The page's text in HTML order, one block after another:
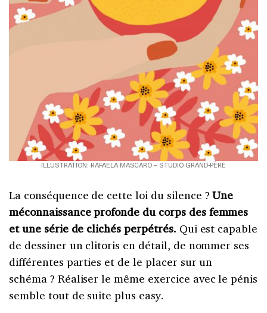
ILLUSTRATION: RAFAELA MASCARO – STUDIO GRAND-PÈRE
La conséquence de cette loi du silence ?Une
méconnaissance profonde du corps des femmes
et une série de clichés perpétrés. Qui est capable
de dessiner un clitoris en détail, de nommer ses
différentes parties et de le placer sur un
schéma ? Réaliser le même exercice avec le pénis
semble tout de suite plus easy.